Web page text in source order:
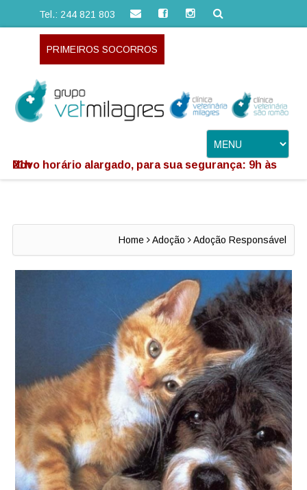
Tel.: 244 821 803
PRIMEIROS SOCORROS
Novo horário alargado, para sua segurança: 9h às 21h
Home Adoção Adoção Responsável